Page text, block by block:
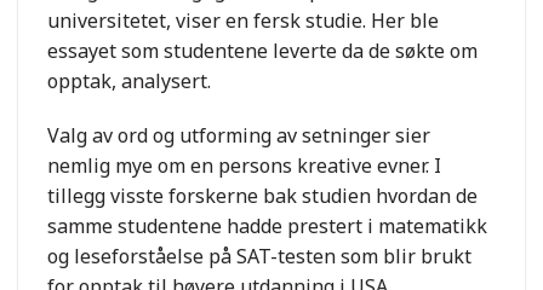
universitetet, viser en fersk studie. Her ble
essayet som studentene leverte da de søkte om
opptak, analysert.
Valg av ord og utforming av setninger sier
nemlig mye om en persons kreative evner. I
tillegg visste forskerne bak studien hvordan de
samme studentene hadde prestert i matematikk
og leseforståelse på SAT-testen som blir brukt